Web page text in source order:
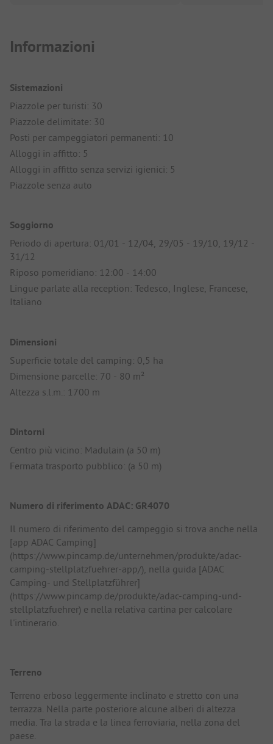
Informazioni
Sistemazioni
Piazzole per turisti: 30
Piazzole delimitate: 30
Posti per campeggiatori permanenti: 10
Alloggi in affitto: 5
Alloggi in affitto senza servizi igienici: 5
Piazzole senza auto
Soggiorno
Periodo di apertura: 01/01 - 12/04, 29/05 - 19/10, 19/12 -
31/12
Riposo pomeridiano: 12:00 - 14:00
Lingue parlate alla reception: Tedesco, Inglese, Francese,
Italiano
Dimensioni
Superficie totale del camping: 0,5 ha
Dimensione parcelle: 70 - 80 m²
Altezza s.l.m.: 1700 m
Dintorni
Centro più vicino: Madulain (a 50 m)
Fermata trasporto pubblico: (a 50 m)
Numero di riferimento ADAC: GR4070
Il numero di riferimento del campeggio si trova anche nella
[app ADAC Camping]
(https://www.pincamp.de/unternehmen/produkte/adac-
camping-stellplatzfuehrer-app/), nella guida [ADAC
Camping- und Stellplatzführer]
(https://www.pincamp.de/produkte/adac-camping-und-
stellplatzfuehrer) e nella relativa cartina per calcolare
l'intinerario.
Terreno
Terreno erboso leggermente inclinato e stretto con una
terrazza. Nella parte posteriore alcune alberi di altezza
media. Tra la strada e la linea ferroviaria, nella zona del
paese.